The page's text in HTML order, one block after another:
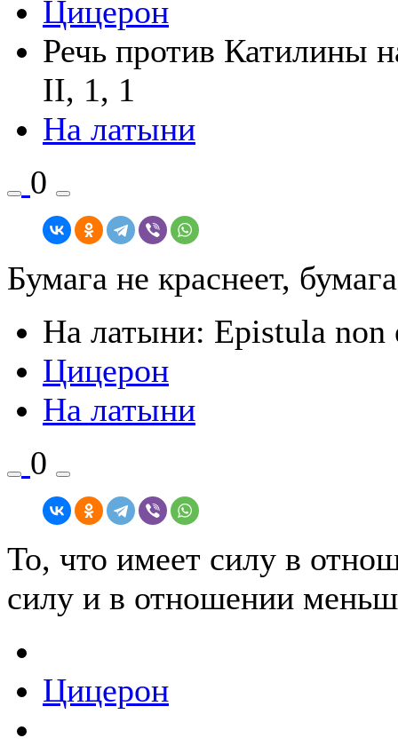
Цицерон
Речь против Катилины
II, 1, 1
На латыни
0
Бумага не краснеет,
На латыни: Epistula nоn
Цицерон
На латыни
0
То, что имеет силу в
силу и в отношении
Цицерон